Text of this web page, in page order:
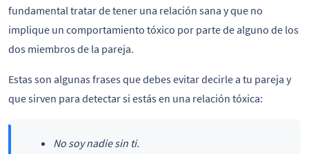
fundamental tratar de tener una relación sana y que no
implique un comportamiento tóxico por parte de alguno de los
dos miembros de la pareja.
Estas son algunas frases que debes evitar decirle a tu pareja y
que sirven para detectar si estás en una relación tóxica:
No soy nadie sin ti.